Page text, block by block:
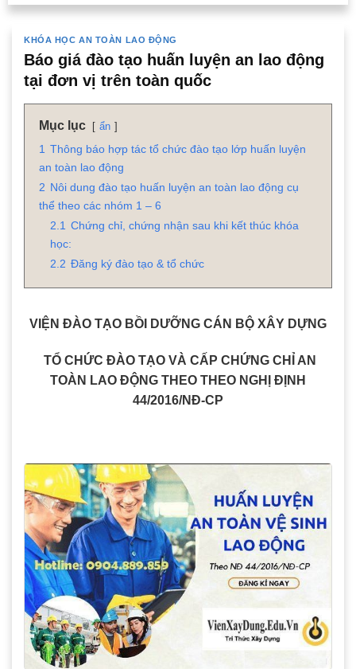
KHÓA HỌC AN TOÀN LAO ĐỘNG
Báo giá đào tạo huấn luyện an lao động
tại đơn vị trên toàn quốc
Mục lục ẩn
1 Thông báo hợp tác tổ chức đào tạo lớp huấn luyện
an toàn lao động
2 Nôi dung đào tạo huấn luyện an toàn lao động cụ
thể theo các nhóm 1 – 6
2.1 Chứng chỉ, chứng nhận sau khi kết thúc khóa
học:
2.2 Đăng ký đào tạo & tổ chức
VIỆN ĐÀO TẠO BỒI DƯỠNG CÁN BỘ XÂY DỰNG
TỔ CHỨC ĐÀO TẠO VÀ CẤP CHỨNG CHỈ AN
TOÀN LAO ĐỘNG THEO THEO NGHỊ ĐỊNH
44/2016/NĐ-CP